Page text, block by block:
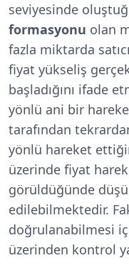
seviyesinde
formasyonu olan
fazla miktarda
fiyat yükseliş
başladığını ifade
yönlü ani bir
tarafından
yönlü hareket
üzerinde fiyat
görüldüğünde
edilebilmektedir.
doğrulanabilmesi
üzerinden kontrol